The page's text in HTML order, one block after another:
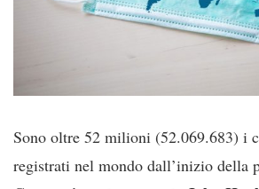
Sono oltre 52 milioni (52.069.683) i
registrati nel mondo dall’inizio della